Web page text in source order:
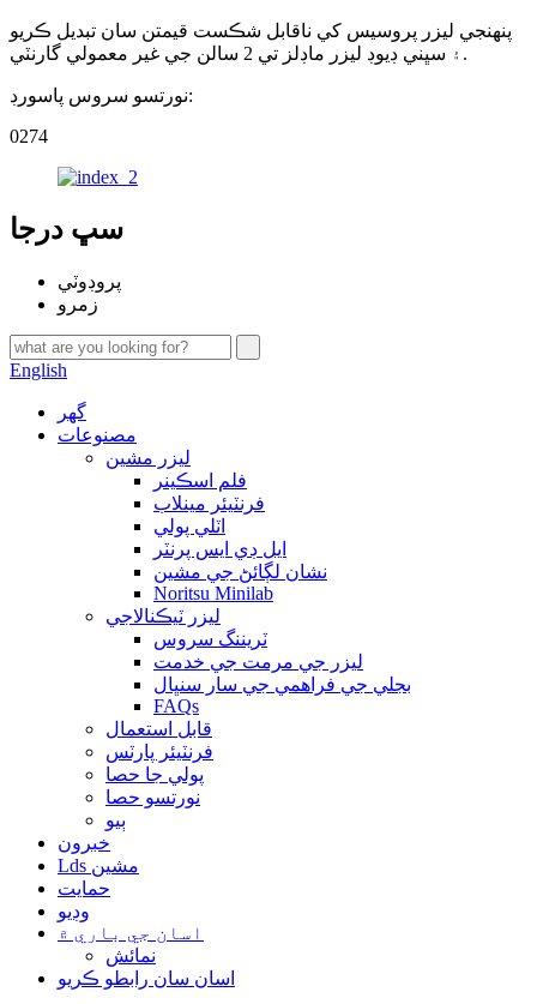
پنھنجي ليزر پروسيس کي ناقابل شڪست قيمتن سان تبديل ڪريو
۽ سڀني ڊيوڊ ليزر ماڊلز تي 2 سالن جي غير معمولي گارنٽي.
نورتسو سروس پاسورڊ:
0274
سڀ درجا
پروڊوٽي
زمرو
English
گهر
مصنوعات
ليزر مشين
فلم اسڪينر
فرنٽيئر مينلاب
اٽلي پولي
ايل ڊي ايس پرنٽر
نشان لڳائڻ جي مشين
Noritsu Minilab
ليزر ٽيڪنالاجي
ٽريننگ سروس
ليزر جي مرمت جي خدمت
بجلي جي فراهمي جي سار سنڀال
FAQs
قابل استعمال
فرنٽيئر پارٽس
پولي جا حصا
نورتسو حصا
ٻيو
خبرون
Lds مشين
حمايت
وڊيو
اسان جي باري ۾
نمائش
اسان سان رابطو ڪريو